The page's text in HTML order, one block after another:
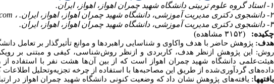
۱- استاد گروه علوم تربیتی دانشگاه شهید چمران اهواز، اهواز، ایران.
۲- دانشجوی دکتری مدیریت آموزشی، دانشگاه شهید چمران اهواز، اهواز، ایران. ،
۳- دانشجوی دکتری مدیریت آموزشی، دانشگاه شهید چمران اهواز، اهواز، ایران.
چکیده:
(۳۱۵۲ مشاهده)
هدف: پژوهش حاضر با هدف واکاوی و شناسایی راهبردها و موانع تأثیرگذار بر تعامل
روش: این پژوهش ازنظر هدف، کاربردی و ازنظر روش‌شناسی، کیفی و مبتنی بر
هیئت‌علمی دانشگاه شهید چمران اهواز است که از بین آن‌ها هشت نفر با استفاده
داده‌های گردآوری‌شده از طریق این مصاحبه‌ها با استفاده از چرخه تجزیه‌وتحلیل
یافته‏ها: یافته‌های پژوهش نشان داد که وضعیت کنونی دانشگاه شهید چمران اهواز در